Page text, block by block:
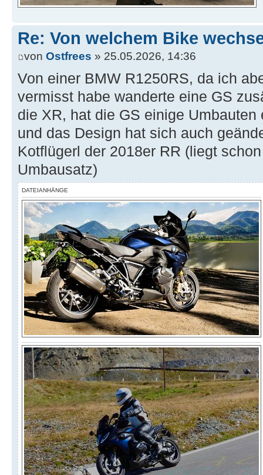
Re: Von welchem Bike
von Ostfrees » 25.05.2026, 14:36
Von einer BMW R1250RS, da ich
vermisst habe wanderte eine GS
die XR, hat die GS einige
und das Design hat sich auch
Kotflügerl der 2018er RR (liegt
Umbausatz)
DATEIANHÄNGE